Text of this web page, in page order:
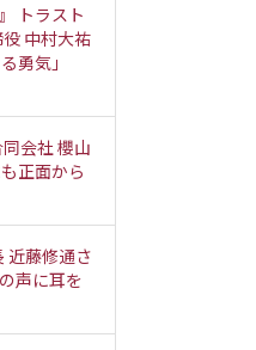
トラスト
中村大祐
勇気」
会社 櫻山
正面から
近藤修通さ
声に耳を